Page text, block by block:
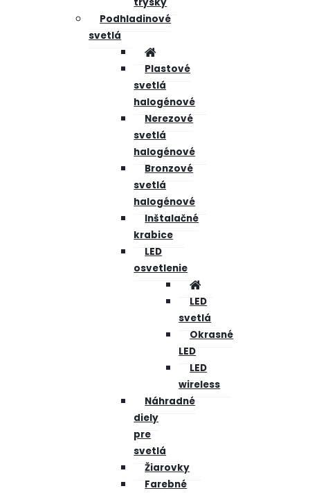
Podhladinové
svetlá
Plastové
svetlá
halogénové
Nerezové
svetlá
halogénové
Bronzové
svetlá
halogénové
Inštalačné
krabice
LED
osvetlenie
LED
svetlá
Okrasné
LED
LED
wireless
Náhradné
diely
pre
svetlá
Žiarovky
Farebné